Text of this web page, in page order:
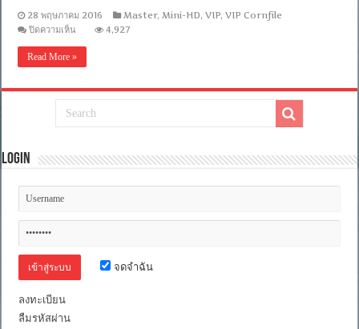
28 พฤษภาคม 2016 Master, Mini-HD,VIP,VIP Cornfile
ปิดความเห็น
1080P]
Boy
ซ่อน
[พากย์
ไทย5.1+อังกฤษ5.1]
4,927
Read More »
Login
จดจำฉัน
ลงทะเบียน
ลืมรหัสผ่าน